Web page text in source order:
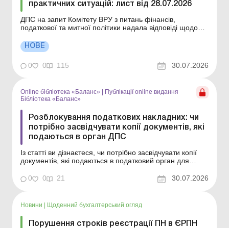
практичних ситуацій: лист від 28.07.2026
ДПС на запит Комітету ВРУ з питань фінансів,
податкової та митної політики надала відповіді щодо
України. Більше за темою: ДПС відповідає на
запитання щодо практичних ситуацій: лист від
практичних ситуа...
НОВЕ
0 0 115 30.07.2026
Online бібліотека «Баланс»
Публікації online видання
Бібліотека «Баланс»
Розблокування податкових накладних: чи
потрібно засвідчувати копії документів, які
подаються в орган ДПС
Із статті ви дізнаєтеся, чи потрібно засвідчувати копії
документів, які подаються в податковий орган для
«Баланс» Спецтема «Первинні та кадрові документи:
оригінали, копії, дублікати» Розблокування ПН/РК
0 0 21 30.07.2026
Новини | Щоденний бухгалтерський огляд
Порушення строків реєстрації ПН в ЄРПН